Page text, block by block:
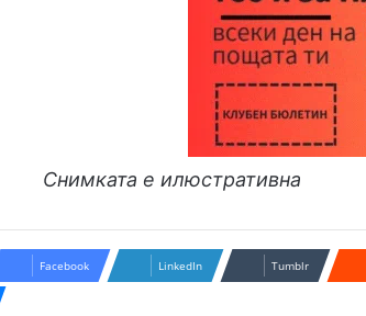
Снимката е илюстративна
Facebook LinkedIn Tumblr